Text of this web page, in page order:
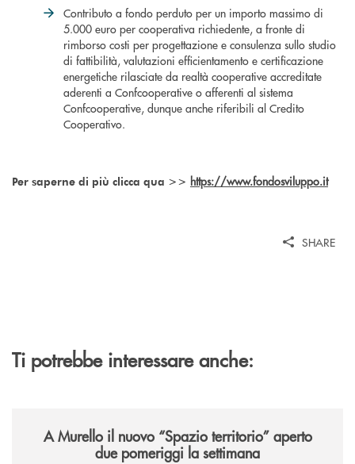
Contributo a fondo perduto per un importo massimo di
5.000 euro per cooperativa richiedente, a fronte di
rimborso costi per progettazione e consulenza sullo studio
di fattibilità, valutazioni efficientamento e certificazione
energetiche rilasciate da realtà cooperative accreditate
aderenti a Confcooperative o afferenti al sistema
Confcooperative, dunque anche riferibili al Credito
Cooperativo.
Per saperne di più clicca qua >> https://www.fondosviluppo.it
SHARE
Ti potrebbe interessare anche:
A Murello il nuovo “Spazio territorio” aperto
due pomeriggi la settimana